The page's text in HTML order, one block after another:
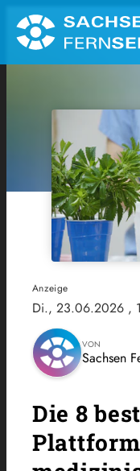
Anzeige
Di., 23.06.2026 ,
VON
Sachsen
Die 8